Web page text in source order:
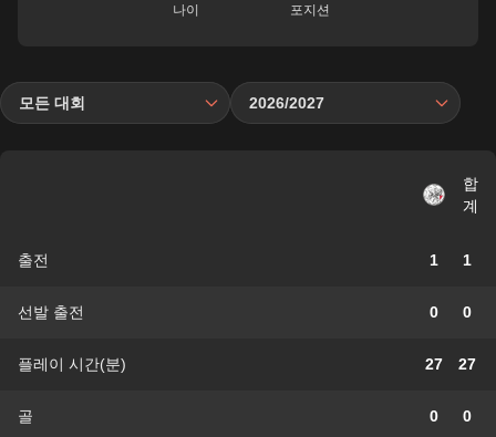
나이 포지션
모든 대회 2026/2027
합
계
출전 1 1
선발 출전 0 0
플레이 시간(분) 27 27
골 0 0